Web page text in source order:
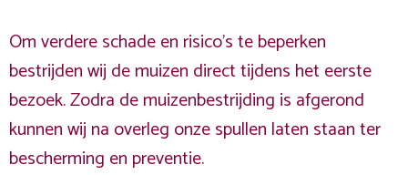
Om verdere schade en risico's te beperken
bestrijden wij de muizen direct tijdens het eerste
bezoek. Zodra de muizenbestrijding is afgerond
kunnen wij na overleg onze spullen laten staan ter
bescherming en preventie.